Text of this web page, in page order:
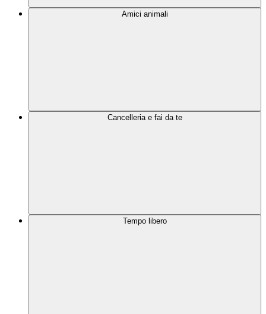
Amici animali
Cancelleria e fai da te
Tempo libero